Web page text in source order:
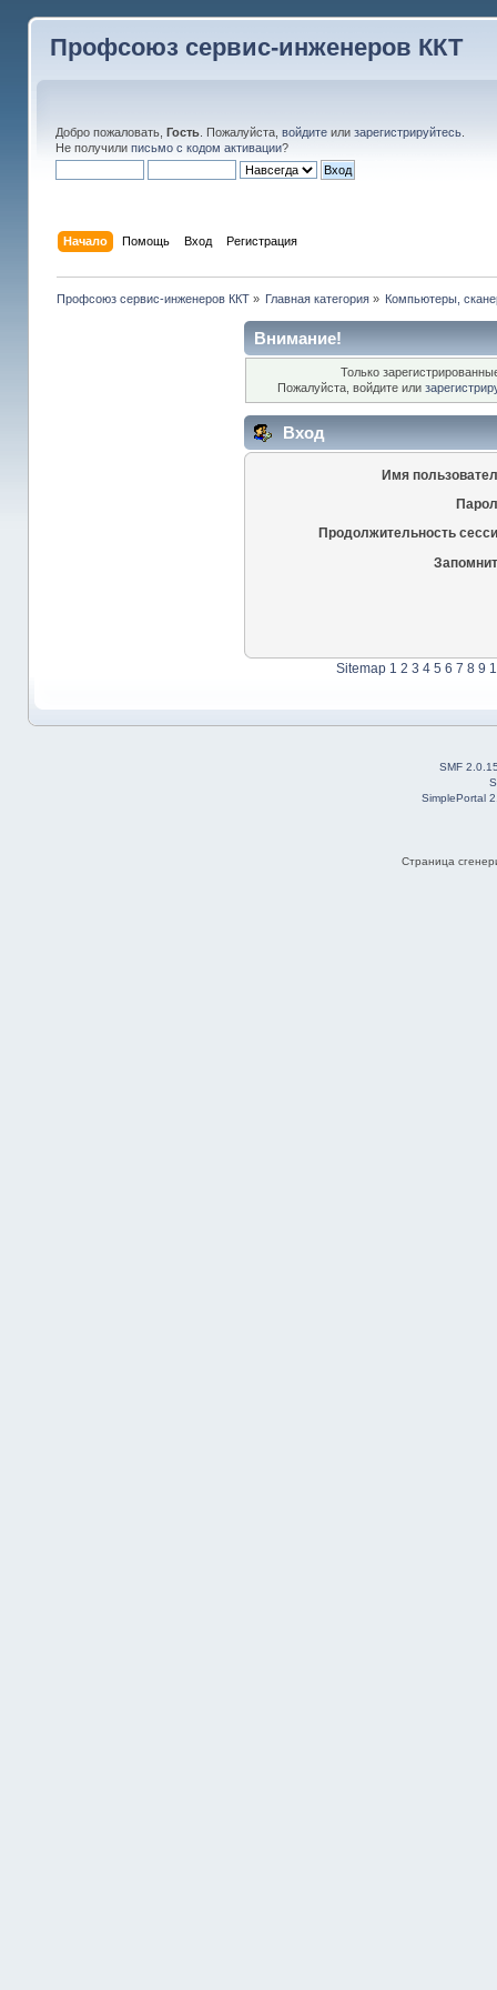
Профсоюз сервис-инженеров ККТ
Добро пожаловать, Гость. Пожалуйста, войдитеили зарегистрируйтесь.
Не получили письмо с кодом активации?
Начало Помощь Вход Регистрация
Профсоюз сервис-инженеров ККТ» Главная категория » Компьютеры,
Внимание!
Только
Пожалуйста, войдите или
Вход
Имя
Продолжительность
Sitemap 1 2 3 4 5 6 7 8 9
SMF
SimplePortal
Страница